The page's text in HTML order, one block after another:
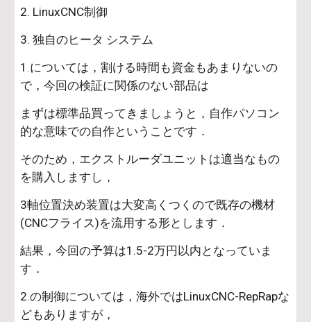
2. LinuxCNC制御
3. 独自のヒータ システム
1.については，割ける時間も資金もあまりないの
で，今回の検証に関係のない部品は
まずは標準品買ってきましょうと，自作パソコン
的な意味での自作ということです．
そのため，エクストルーダユニットは適当なもの
を購入しますし，
3軸位置決め装置は大変高くつくので既存の機材
(CNCフライス)を流用する形とします．
結果，今回の予算は1.5-2万円以内となっていま
す．
2.の制御については，海外ではLinuxCNC-RepRapな
どもありますが，